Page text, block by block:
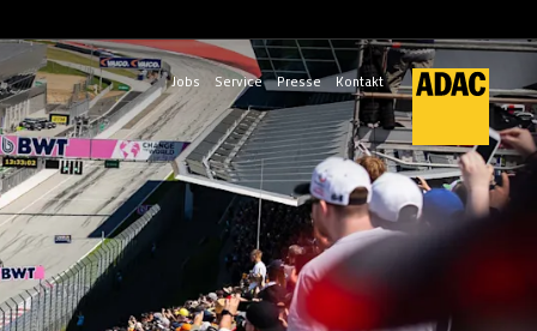
Jobs Service Presse Kontakt